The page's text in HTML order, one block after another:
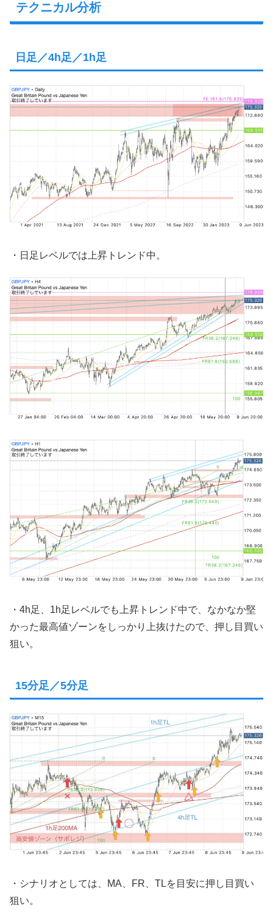
テクニカル分析
日足／4h足／1h足
・日足レベルでは上昇トレンド中。
・4h足、1h足レベルでも上昇トレンド中で、なかなか堅
かった最高値ゾーンをしっかり上抜けたので、押し目買い
狙い。
15分足／5分足
・シナリオとしては、MA、FR、TLを目安に押し目買い
狙い。